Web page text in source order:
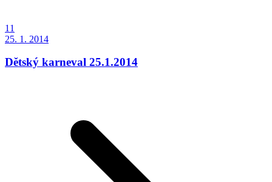
11
25. 1. 2014
Dětský karneval 25.1.2014